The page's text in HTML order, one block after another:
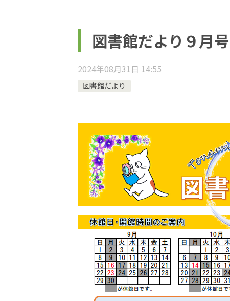
図書館だより９月
2024年08月31日 14:55
図書館だより